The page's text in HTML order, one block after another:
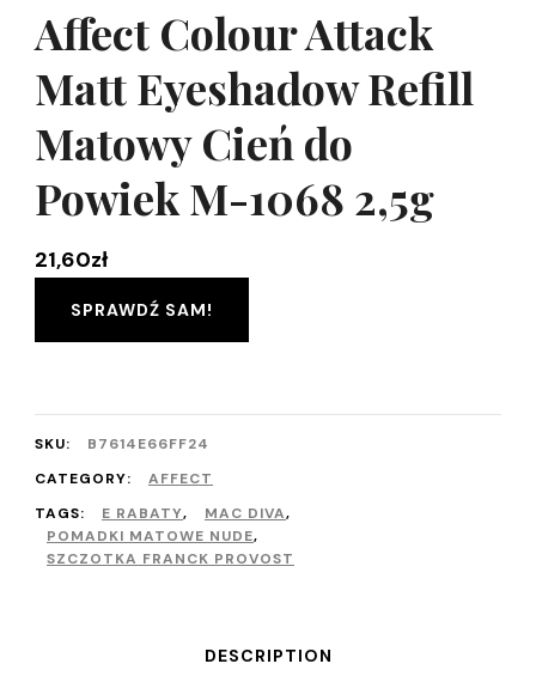
Affect Colour Attack
Matt Eyeshadow Refill
Matowy Cień do
Powiek M-1068 2,5g
21,60zł
SPRAWDŹ SAM!
SKU:
B7614E66FF24
CATEGORY:
AFFECT
TAGS:
E RABATY, MAC DIVA,
POMADKI MATOWE NUDE,
SZCZOTKA FRANCK PROVOST
DESCRIPTION